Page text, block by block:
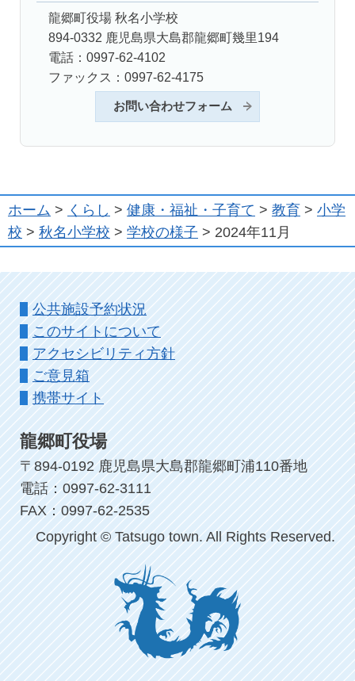
龍郷町役場 秋名小学校
894-0332 鹿児島県大島郡龍郷町幾里194
電話：0997-62-4102
ファックス：0997-62-4175
お問い合わせフォーム
ホーム > くらし > 健康・福祉・子育て > 教育 > 小学
校 > 秋名小学校 > 学校の様子 > 2024年11月
公共施設予約状況
このサイトについて
アクセシビリティ方針
ご意見箱
携帯サイト
龍郷町役場
〒894-0192 鹿児島県大島郡龍郷町浦110番地
電話：0997-62-3111
FAX：0997-62-2535
Copyright © Tatsugo town. All Rights Reserved.